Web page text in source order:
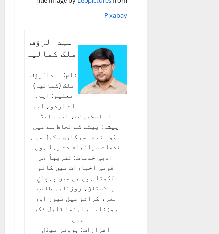
Pixabay
عبدالرؤف
ملک کمالیہ
نام: عبدالرؤف
ملک (کمالیہ)
تعلیم: ایم۔
اے اردو، ایم
اے اسلامیات، ایم۔ ایڈ
پیشہ: پیشے کے لحاظ سے میں
بطورِ ٹیچر سرکاری سکول میں
خدمات سرانجام دے رہا ہوں۔
ادبی خدمات: تقریباً دس
قومی اخبارات میں کالم
لکھتا ہوں جن میں پہچانِ
پاکستان، روزنامہ طالبِ
نظر، کرائم میل نیوز اور
روزنامہ راہنما قابل ذکر
ہیں۔
اعزازات: برونز میڈل